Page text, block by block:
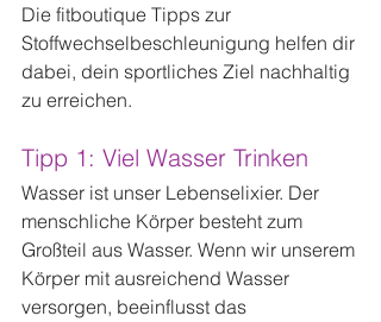
Die fitboutique Tipps zur
Stoffwechselbeschleunigung helfen dir
dabei, dein sportliches Ziel nachhaltig
zu erreichen.
Tipp 1: Viel Wasser Trinken
Wasser ist unser Lebenselixier. Der
menschliche Körper besteht zum
Großteil aus Wasser. Wenn wir unserem
Körper mit ausreichend Wasser
versorgen, beeinflusst das